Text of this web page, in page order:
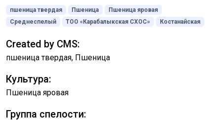
пшеница твердая Пшеница
Пшеница яровая
Среднеспелый
ТОО «Карабалыкская СХОС» Костанайская
Created by CMS:
пшеница твердая, Пшеница
Культура:
Пшеница яровая
Группа спелости: